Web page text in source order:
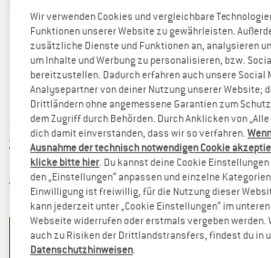
Detailansichten
Preis:CHF59.95 inkl. MwSt., zollfreie Lieferung
zzgl. VersandkostenInformationen zu den
Artikel zur Zeit leider ausverkauftDer Link öffnet
BENACHRICHTIGUNG
Wir verwenden Cookies und vergleichbare
Funktionen unserer Website zu gewährleisten.
zusätzliche Dienste und Funktionen an, analysieren
um Inhalte und Werbung zu personalisieren, bzw.
bereitzustellen. Dadurch erfahren auch unsere Social
Analysepartner von deiner Nutzung unserer Website;
Drittländern ohne angemessene Garantien zum
dem Zugriff durch Behörden. Durch Anklicken von
dich damit einverstanden, dass wir so verfahren.
Ausnahme der technisch notwendigen Cookie
klicke bitte hier. Du kannst deine Cookie
den „Einstellungen“ anpassen und einzelne
Einwilligung ist freiwillig, für die Nutzung dieser
kann jederzeit unter „Cookie Einstellungen“ im
Webseite widerrufen oder erstmals vergeben werden.
auch zu Risiken der Drittlandstransfers, findest du in
Datenschutzhinweisen.